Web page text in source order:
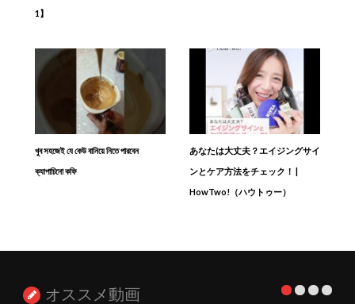
1】
খুব সহজেই যে কেউ বানিয়ে নিতে পারবেন
ক্যাপাচিনো কফি
あなたは大丈夫？エイジングサイ
ンとケア方法をチェック！ |
HowTwo!（ハウトゥー）
オススメ動画